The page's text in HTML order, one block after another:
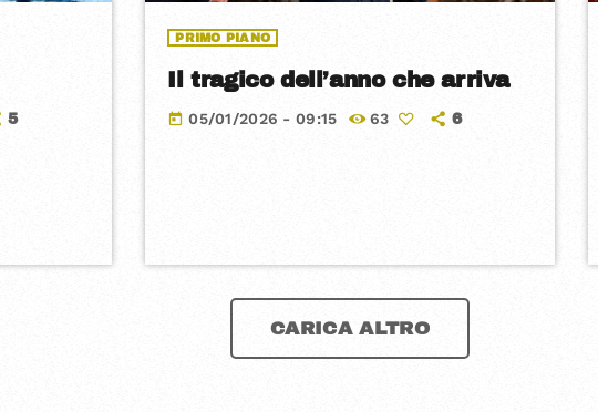
5
PRIMO PIANO
Il tragico dell’anno che arriva
today 05/01/2026 - 09:15 63 6
CARICA ALTRO